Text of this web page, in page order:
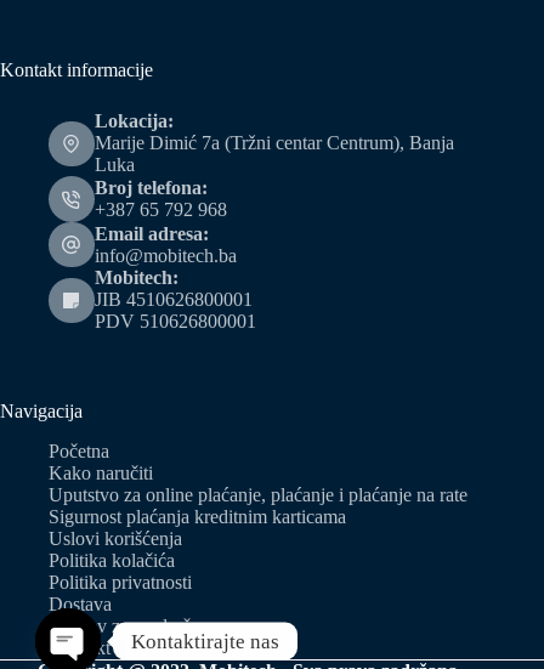
Kontakt informacije
Lokacija:
Marije Dimić 7a (Tržni centar Centrum), Banja
Luka
Broj telefona:
+387 65 792 968
Email adresa:
info@mobitech.ba
Mobitech:
JIB 4510626800001
PDV 510626800001
Navigacija
Početna
Kako naručiti
Uputstvo za online plaćanje, plaćanje i plaćanje na rate
Sigurnost plaćanja kreditnim karticama
Uslovi korišćenja
Politika kolačića
Politika privatnosti
Dostava
Zahtjev za predračun
Kontakt
Kontaktirajte nas